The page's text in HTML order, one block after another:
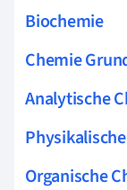
Biochemie
Chemie
Analytische
Organische